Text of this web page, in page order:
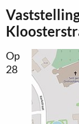
Op
28